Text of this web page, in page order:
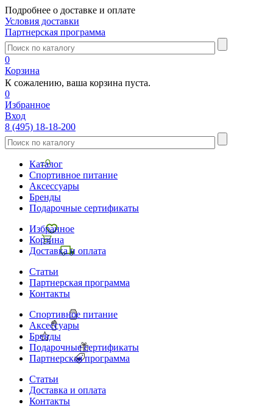
Подробнее о доставке и оплате
Условия доставки
Партнерская программа
0
Корзина
К сожалению, ваша корзина пуста.
0
Избранное
Вход
8 (495) 18-18-200
Каталог
Спортивное питание
Аксессуары
Бренды
Подарочные сертификаты
Избранное
Корзина
Доставка и оплата
Статьи
Партнерская программа
Контакты
Спортивное питание
Аксессуары
Бренды
Подарочные сертификаты
Партнерская программа
Статьи
Доставка и оплата
Контакты